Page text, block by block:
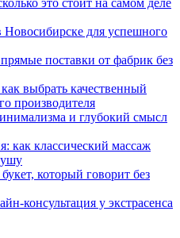
это стоит на самом деле
Новосибирске для успешного
поставки от фабрик без
выбрать качественный
производителя
и глубокий смысл
как классический массаж
который говорит без
консультация у экстрасенса